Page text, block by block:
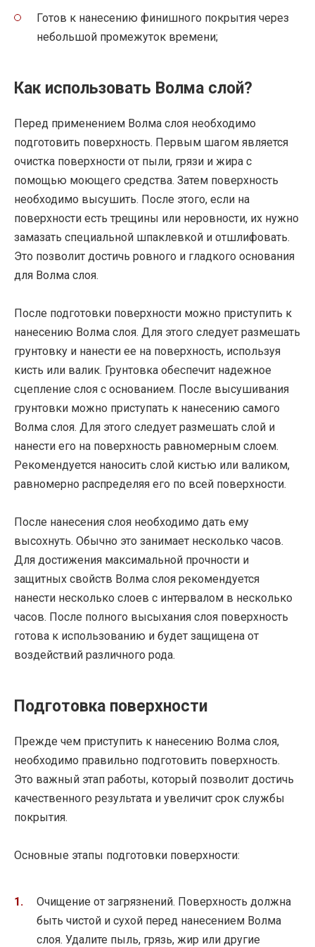
Готов к нанесению финишного покрытия через
небольшой промежуток времени;
Как использовать Волма слой?
Перед применением Волма слоя необходимо
подготовить поверхность. Первым шагом является
очистка поверхности от пыли, грязи и жира с
помощью моющего средства. Затем поверхность
необходимо высушить. После этого, если на
поверхности есть трещины или неровности, их нужно
замазать специальной шпаклевкой и отшлифовать.
Это позволит достичь ровного и гладкого основания
для Волма слоя.
После подготовки поверхности можно приступить к
нанесению Волма слоя. Для этого следует размешать
грунтовку и нанести ее на поверхность, используя
кисть или валик. Грунтовка обеспечит надежное
сцепление слоя с основанием. После высушивания
грунтовки можно приступать к нанесению самого
Волма слоя. Для этого следует размешать слой и
нанести его на поверхность равномерным слоем.
Рекомендуется наносить слой кистью или валиком,
равномерно распределяя его по всей поверхности.
После нанесения слоя необходимо дать ему
высохнуть. Обычно это занимает несколько часов.
Для достижения максимальной прочности и
защитных свойств Волма слоя рекомендуется
нанести несколько слоев с интервалом в несколько
часов. После полного высыхания слоя поверхность
готова к использованию и будет защищена от
воздействий различного рода.
Подготовка поверхности
Прежде чем приступить к нанесению Волма слоя,
необходимо правильно подготовить поверхность.
Это важный этап работы, который позволит достичь
качественного результата и увеличит срок службы
покрытия.
Основные этапы подготовки поверхности:
Очищение от загрязнений. Поверхность должна
быть чистой и сухой перед нанесением Волма
слоя. Удалите пыль, грязь, жир или другие